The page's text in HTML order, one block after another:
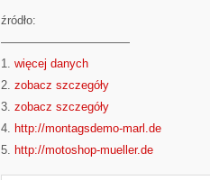
źródło:
———————————
1. więcej danych
2. zobacz szczegóły
3. zobacz szczegóły
4. http://montagsdemo-marl.de
5. http://motoshop-mueller.de